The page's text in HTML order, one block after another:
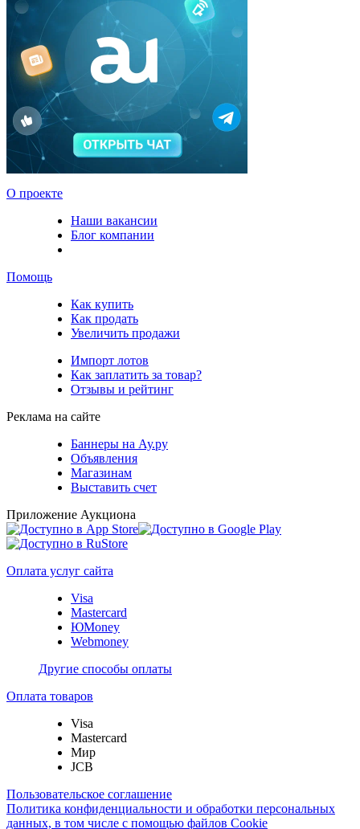
О проекте
Наши вакансии
Блог компании
Помощь
Как купить
Как продать
Увеличить продажи
Импорт лотов
Как заплатить за товар?
Отзывы и рейтинг
Реклама на сайте
Баннеры на Ау.ру
Объявления
Магазинам
Выставить счет
Приложение Аукциона
Оплата услуг сайта
Visa
Mastercard
ЮMoney
Webmoney
Другие способы оплаты
Оплата товаров
Visa
Mastercard
Мир
JCB
Пользовательское соглашение
Политика конфиденциальности и обработки персональных
данных, в том числе с помощью файлов Cookie